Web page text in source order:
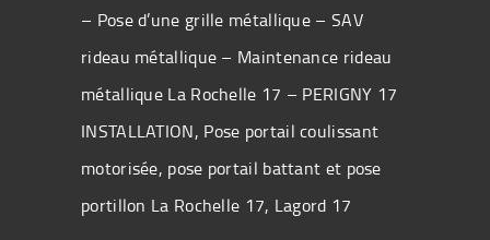
– Pose d’une grille métallique – SAV
rideau métallique – Maintenance rideau
métallique La Rochelle 17 – PERIGNY 17
INSTALLATION, Pose portail coulissant
motorisée, pose portail battant et pose
portillon La Rochelle 17, Lagord 17